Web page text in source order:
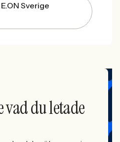
Sverige
vad du letade